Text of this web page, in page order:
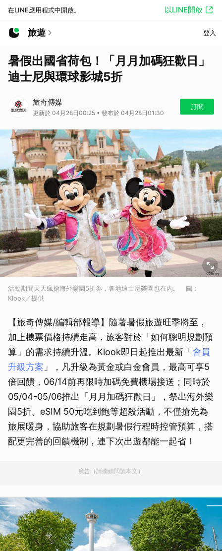
在LINE應用程式中開啟。 以LINE開啟
旅遊 登入
暑假出國省荷包！「月月加碼狂歡日」
迪士尼與環球影城5折
旅奇傳媒
更新於 04月28日00:25 • 發布於 04月28日01:30
訂閱
活動期間天天瘋搶海外樂園5折券，各地迪士尼樂園也在內。 圖：
Klook／提供
【旅奇傳媒/編輯部報導】隨著暑假旅遊旺季將至，
加上機票價格持續走高，旅客對於「如何聰明規劃預
算」的需求持續升溫。Klook即日起推出最新「 會員
升級方案 」，凡升級為黃金或白金會員，最高可享5
倍回饋，06/14前再限時加碼免費機場接送；同時於
05/04-05/06推出「月月加碼狂歡日」，祭出海外樂
園5折、eSIM 50元吃到飽等超殺活動，不僅搶先為
旅展暖身，協助旅客在規劃暑假行程時控管預算，搭
配更完善的回饋機制，連下次出遊都能一起省！
廣告（請繼續閱讀本文）